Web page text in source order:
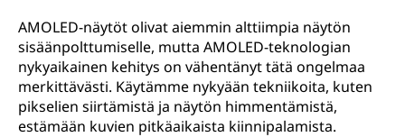
AMOLED-näytöt olivat aiemmin alttiimpia näytön
sisäänpolttumiselle, mutta AMOLED-teknologian
nykyaikainen kehitys on vähentänyt tätä ongelmaa
merkittävästi. Käytämme nykyään tekniikoita, kuten
pikselien siirtämistä ja näytön himmentämistä,
estämään kuvien pitkäaikaista kiinnipalamista.